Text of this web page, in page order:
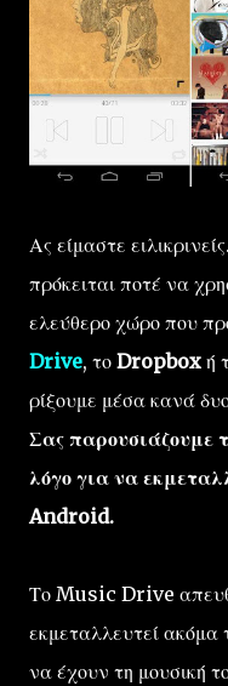
Ας είμαστε
πρόκειται ποτέ να
ελεύθερο χώρο που
Drive, το Dropbox ή
ρίξουμε μέσα κανά
Σας παρουσιάζουμε
λόγο για να
Android.
Το Music Drive
εκμεταλλευτεί ακόμα
να έχουν τη μουσική